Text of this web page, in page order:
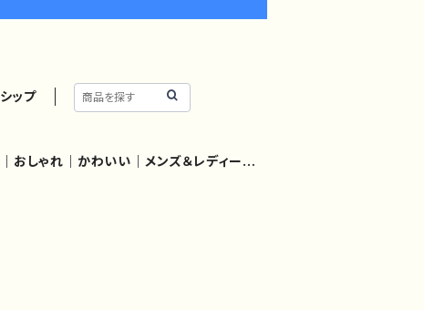
ップ
おしゃれ｜かわいい｜メンズ＆レディース